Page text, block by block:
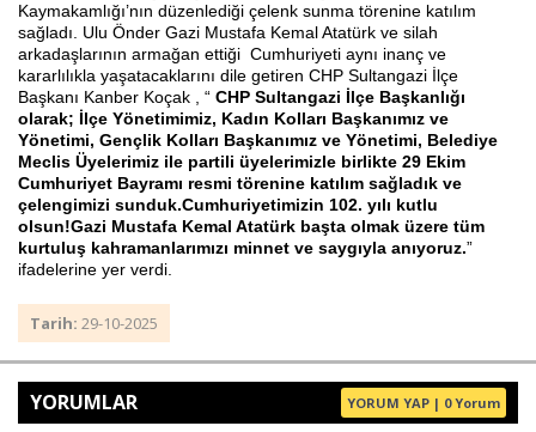
Kaymakamlığı’nın düzenlediği çelenk sunma törenine katılım
sağladı. Ulu Önder Gazi Mustafa Kemal Atatürk ve silah
arkadaşlarının armağan ettiği Cumhuriyeti aynı inanç ve
kararlılıkla yaşatacaklarını dile getiren CHP Sultangazi İlçe
Başkanı Kanber Koçak , “ CHP Sultangazi İlçe Başkanlığı
olarak; İlçe Yönetimimiz, Kadın Kolları Başkanımız ve
Yönetimi, Gençlik Kolları Başkanımız ve Yönetimi, Belediye
Meclis Üyelerimiz ile partili üyelerimizle birlikte 29 Ekim
Cumhuriyet Bayramı resmi törenine katılım sağladık ve
çelengimizi sunduk.Cumhuriyetimizin 102. yılı kutlu
olsun!Gazi Mustafa Kemal Atatürk başta olmak üzere tüm
kurtuluş kahramanlarımızı minnet ve saygıyla anıyoruz.”
ifadelerine yer verdi.
Tarih: 29-10-2025
YORUMLAR YORUM YAP | 0 Yorum